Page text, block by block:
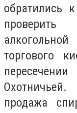
обратились
проверить
торгового
продажа